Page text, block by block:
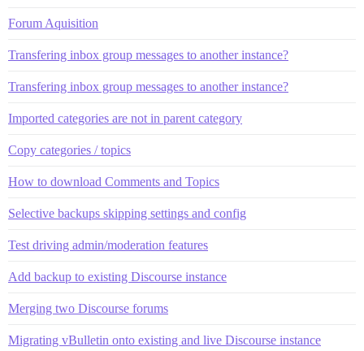
Forum Aquisition
Transfering inbox group messages to another instance?
Transfering inbox group messages to another instance?
Imported categories are not in parent category
Copy categories / topics
How to download Comments and Topics
Selective backups skipping settings and config
Test driving admin/moderation features
Add backup to existing Discourse instance
Merging two Discourse forums
Migrating vBulletin onto existing and live Discourse instance